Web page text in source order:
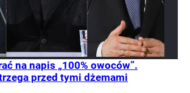
na napis „100% owoców”.
przed tymi dżemami